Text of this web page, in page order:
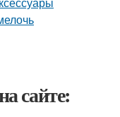
сайте: